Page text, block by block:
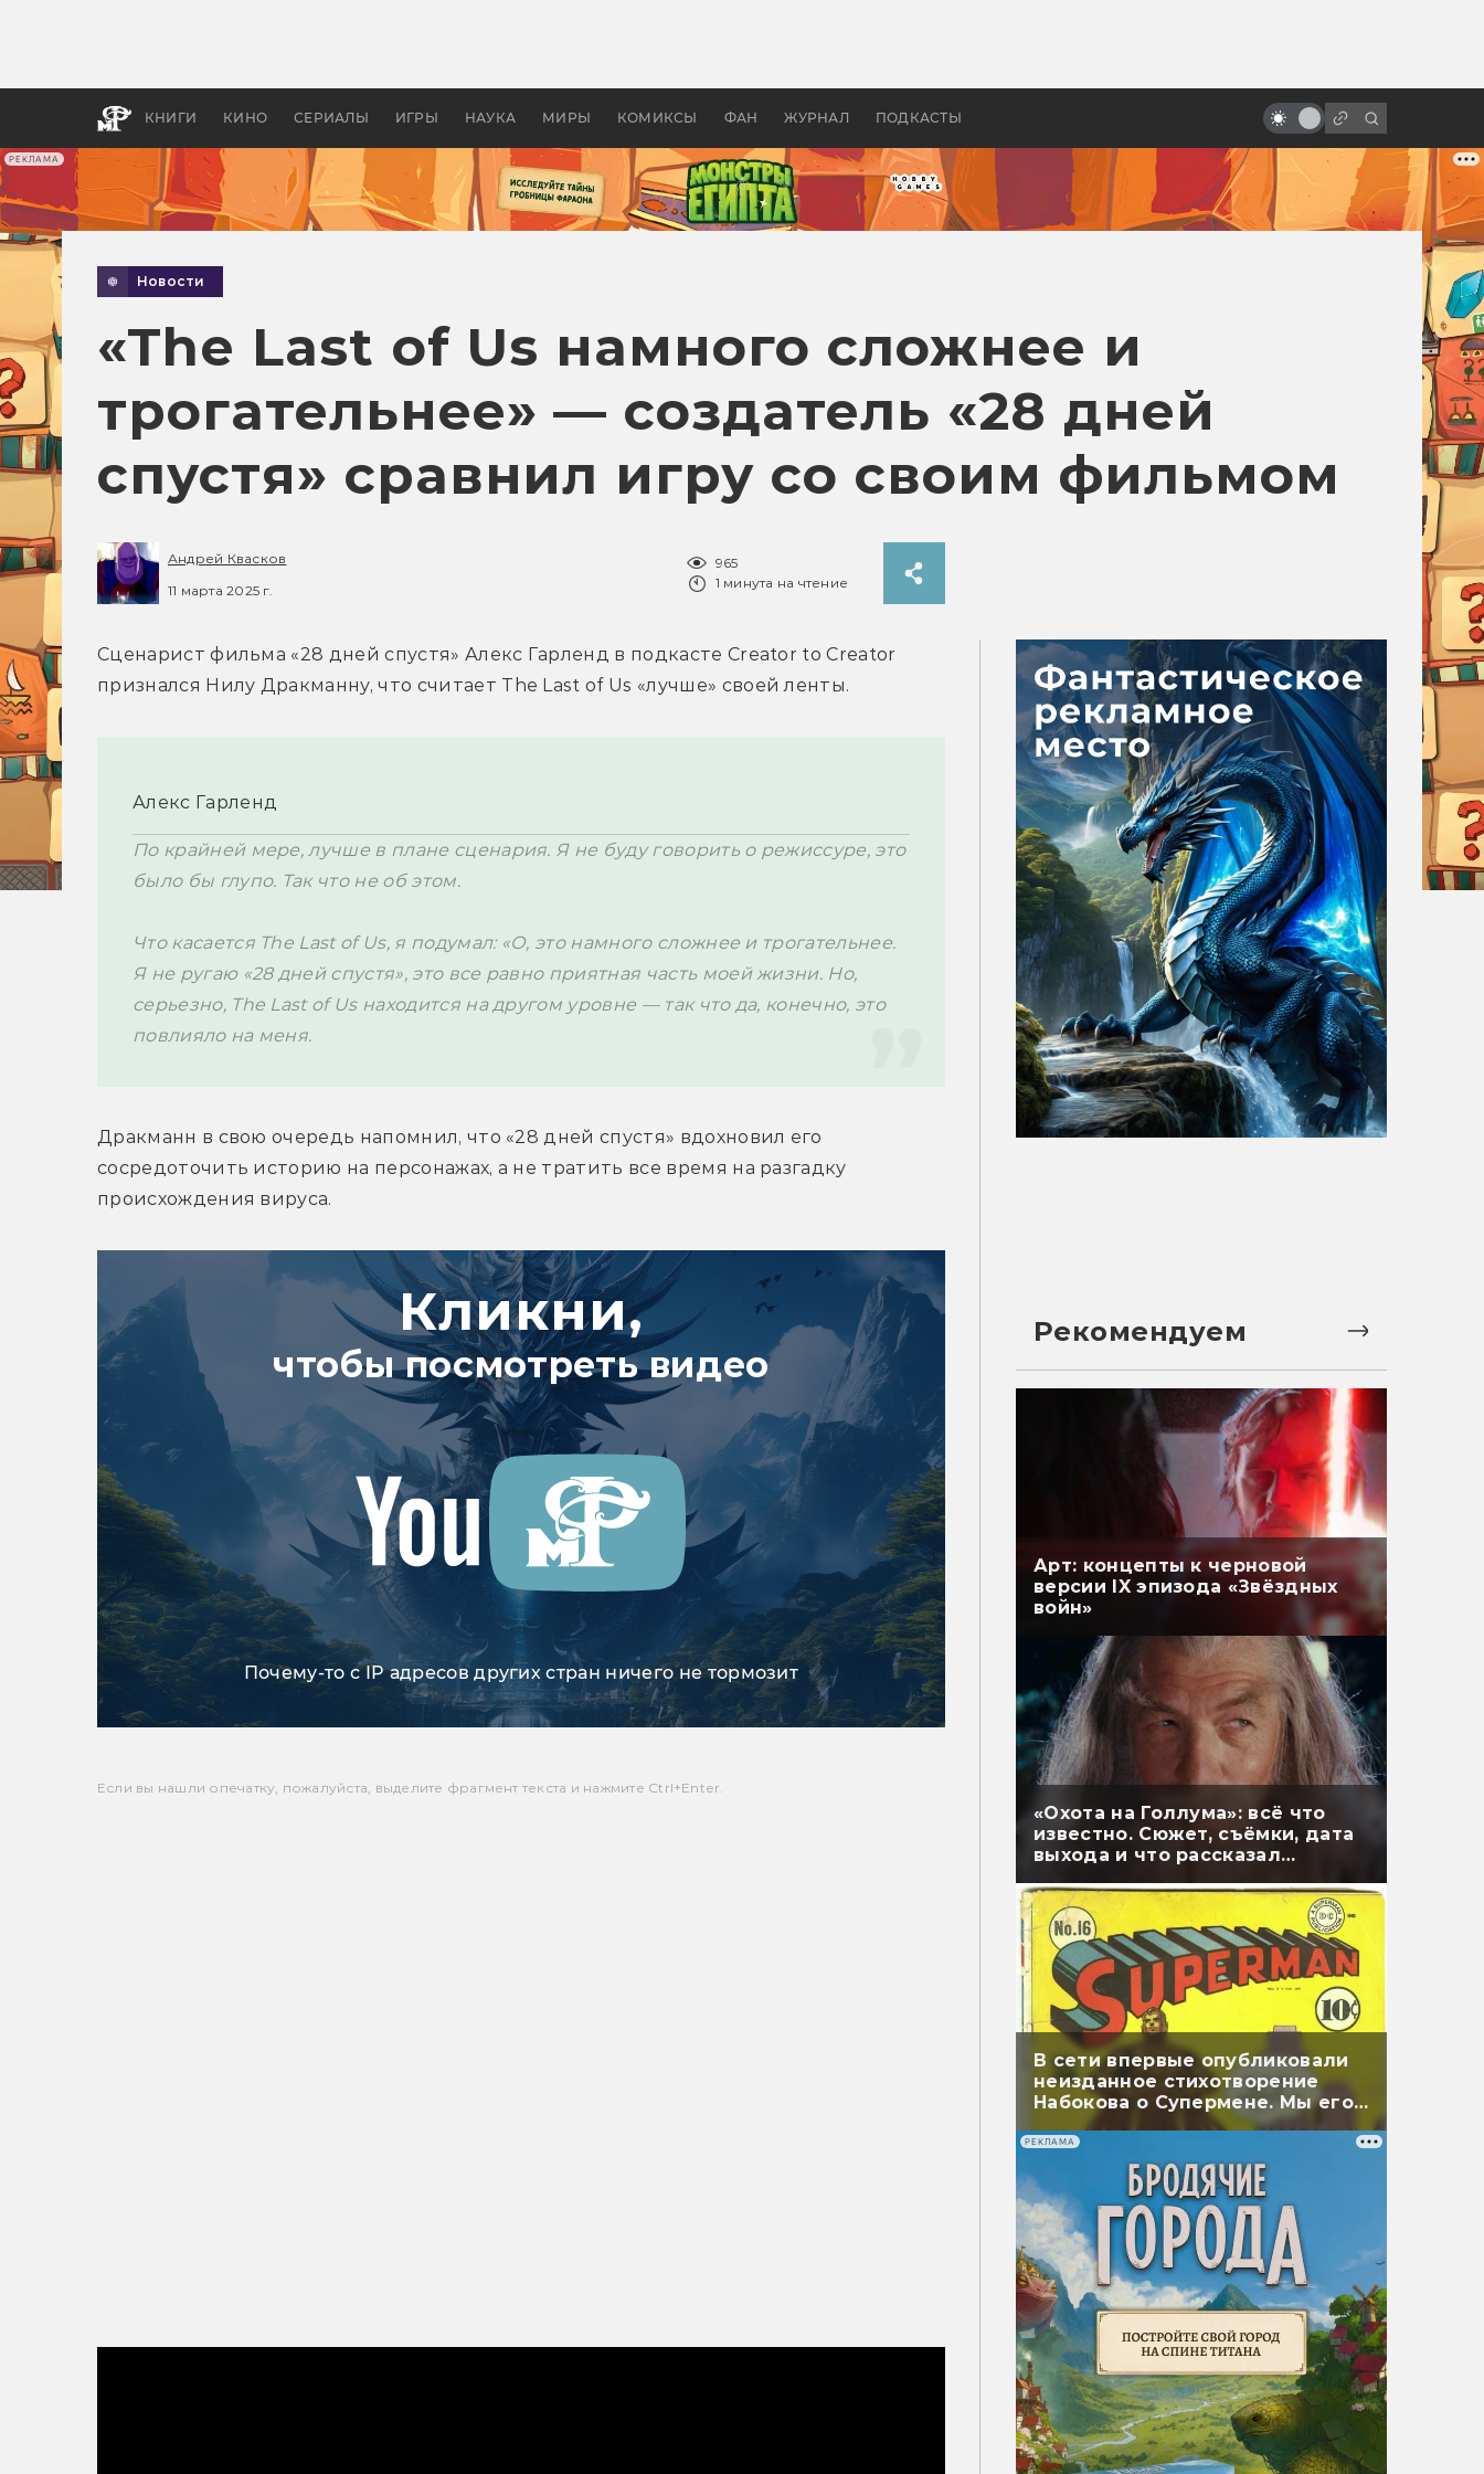
РЕКЛАМА
КНИГИ КИНО СЕРИАЛЫ ИГРЫ НАУКА МИРЫ КОМИКСЫ ФАН ЖУРНАЛ ПОДКАСТЫ
апокалипсис, в России —
бы «Властелина колец»
проклятые, народные и забытые
Новости
«The Last of Us намного сложнее и
трогательнее» — создатель «28 дней
спустя» сравнил игру со своим фильмом
Андрей Квасков
11 марта 2025 г.
965
1 минута на чтение
Сценарист фильма «28 дней спустя» Алекс Гарленд в подкасте Creator to Creator
признался Нилу Дракманну, что считает The Last of Us «лучше» своей ленты.
Алекс Гарленд
По крайней мере, лучше в плане сценария. Я не буду говорить о режиссуре, это
было бы глупо. Так что не об этом.
Что касается The Last of Us, я подумал: «О, это намного сложнее и трогательнее.
Я не ругаю «28 дней спустя», это все равно приятная часть моей жизни. Но,
серьезно, The Last of Us находится на другом уровне — так что да, конечно, это
повлияло на меня.
Дракманн в свою очередь напомнил, что «28 дней спустя» вдохновил его
сосредоточить историю на персонажах, а не тратить все время на разгадку
происхождения вируса.
Кликни,
чтобы посмотреть видео
Почему-то с IP адресов других стран ничего не тормозит
Если вы нашли опечатку, пожалуйста, выделите фрагмент текста и нажмите Ctrl+Enter.
Рекомендуем
Арт: концепты к черновой
версии IX эпизода «Звёздных
войн»
«Охота на Голлума»: всё что
известно. Сюжет, съёмки, дата
выхода и что рассказал
В сети впервые опубликовали
неизданное стихотворение
Набокова о Супермене. Мы его
перевели
РЕКЛАМА